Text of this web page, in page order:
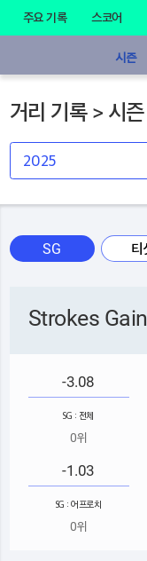
주요 기록 스코어
시즌
거리 기록 > 시즌
SG 티
Strokes
-3.08
SG : 전체
0위
-1.03
SG : 어프로치
0위